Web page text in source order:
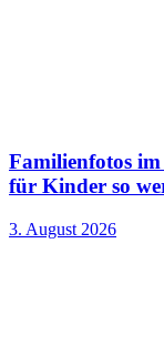
Familienfotos
für Kinder so
3. August 2026